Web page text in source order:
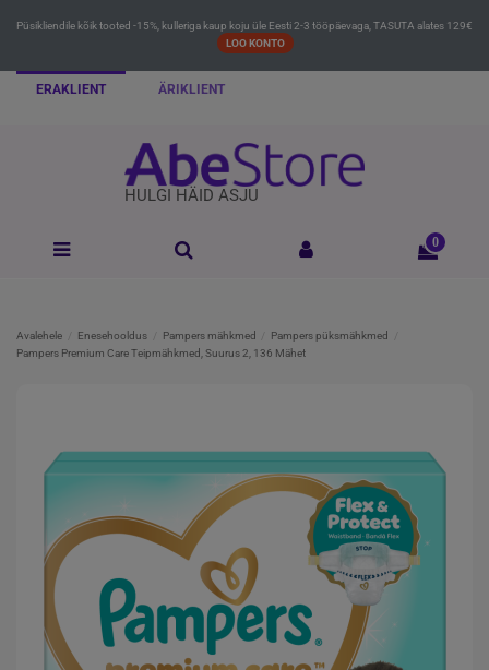
Püsikliendile kõik tooted -15%, kulleriga kaup koju üle Eesti 2-3 tööpäevaga, TASUTA alates 129€
LOO KONTO
ERAKLIENT ÄRIKLIENT
HULGI HÄID ASJU
0
Avalehele Enesehooldus Pampers mähkmed
Pampers püksmähkmed
Pampers Premium Care Teipmähkmed, Suurus 2, 136 Mähet